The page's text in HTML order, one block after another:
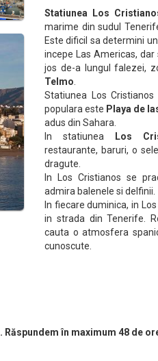
Statiunea Los
marime din sudul
Este dificil sa determini
incepe Las Americas,
jos de-a lungul falezei,
Telmo.
Statiunea Los
populara este Playa de
adus din Sahara.
In statiunea
Los
restaurante, baruri, o
dragute.
In Los Cristianos se
admira balenele si delfinii.
In fiecare duminica, in
in strada din Tenerife.
cauta o atmosfera
cunoscute.
. Răspundem în maximum 48 de